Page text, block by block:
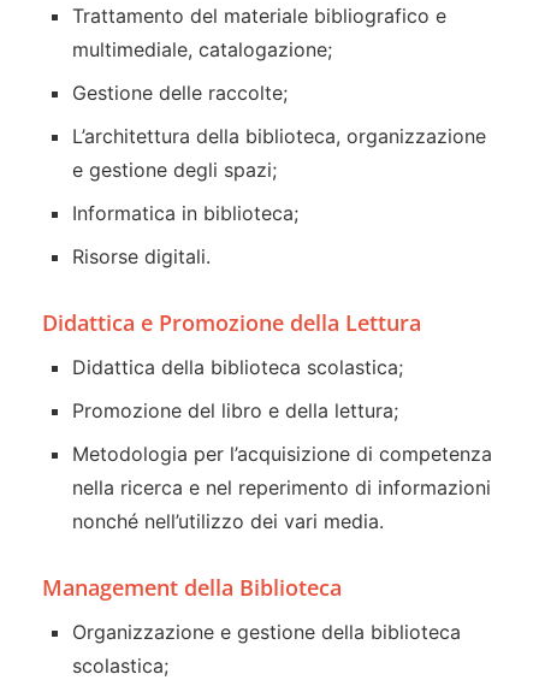
Trattamento del materiale bibliografico e
multimediale, catalogazione;
Gestione delle raccolte;
L’architettura della biblioteca, organizzazione
e gestione degli spazi;
Informatica in biblioteca;
Risorse digitali.
Didattica e Promozione della Lettura
Didattica della biblioteca scolastica;
Promozione del libro e della lettura;
Metodologia per l’acquisizione di competenza
nella ricerca e nel reperimento di informazioni
nonché nell’utilizzo dei vari media.
Management della Biblioteca
Organizzazione e gestione della biblioteca
scolastica;